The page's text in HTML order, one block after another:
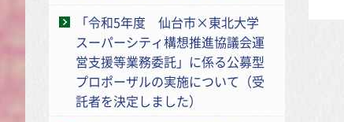
「令和5年度 仙台市×東北大学
スーパーシティ構想推進協議会運
営支援等業務委託」に係る公募型
プロポーザルの実施について（受
託者を決定しました）